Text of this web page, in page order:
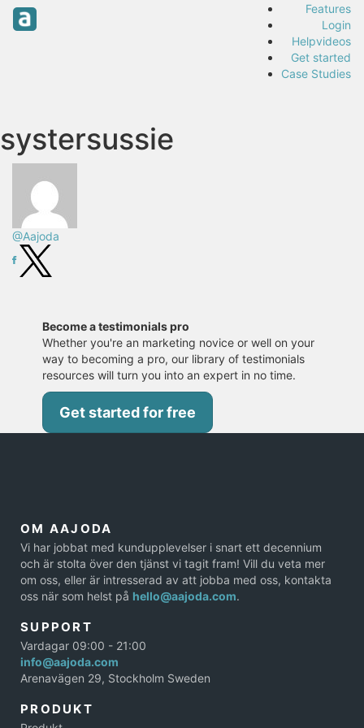
Features
Login
Helpvideos
Get started
Case Studies
systersussie
@Aajoda
Become a testimonials pro
Whether you're an marketing novice or well on your
way to becoming a pro, our library of testimonials
resources will turn you into an expert in no time.
Get started for free
OM AAJODA
Vi har jobbat med kundupplevelser i snart ett decennium
och är stolta över den tjänst vi tagit fram! Vill du veta mer
om oss, eller är intresserad av att jobba med oss, kontakta
oss när som helst på hello@aajoda.com.
SUPPORT
Vardagar 09:00 - 21:00
info@aajoda.com
Arenavägen 29, Stockholm Sweden
PRODUKT